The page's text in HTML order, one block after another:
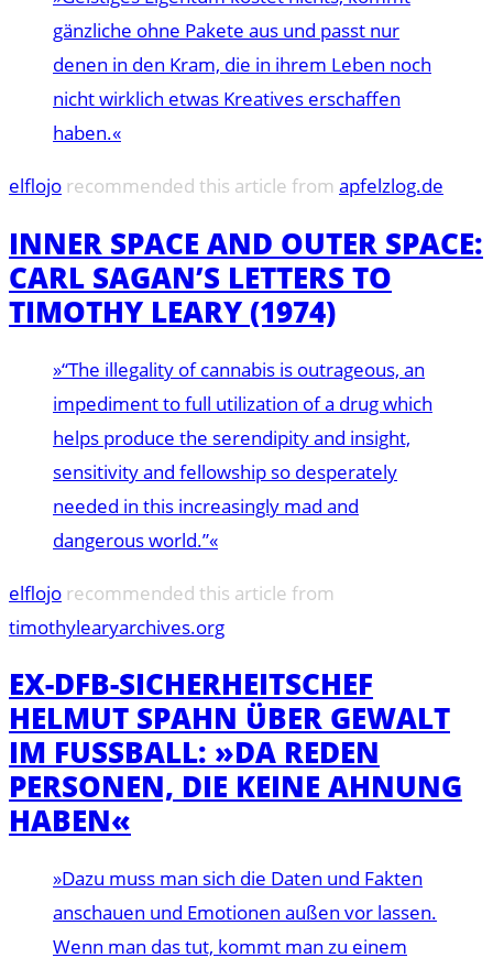
gänzliche ohne Pakete aus und passt nur
denen in den Kram, die in ihrem Leben noch
nicht wirklich etwas Kreatives erschaffen
haben.«
elflojo recommended this article from apfelzlog.de
INNER SPACE AND OUTER SPACE:
CARL SAGAN’S LETTERS TO
TIMOTHY LEARY (1974)
»“The illegality of cannabis is outrageous, an
impediment to full utilization of a drug which
helps produce the serendipity and insight,
sensitivity and fellowship so desperately
needed in this increasingly mad and
dangerous world.”«
elflojo recommended this article from
timothylearyarchives.org
EX-DFB-SICHERHEITSCHEF
HELMUT SPAHN ÜBER GEWALT
IM FUSSBALL: »DA REDEN P
ERSONEN, DIE KEINE AHNUNG H
ABEN«
»Dazu muss man sich die Daten und Fakten
anschauen und Emotionen außen vor lassen.
Wenn man das tut, kommt man zu einem